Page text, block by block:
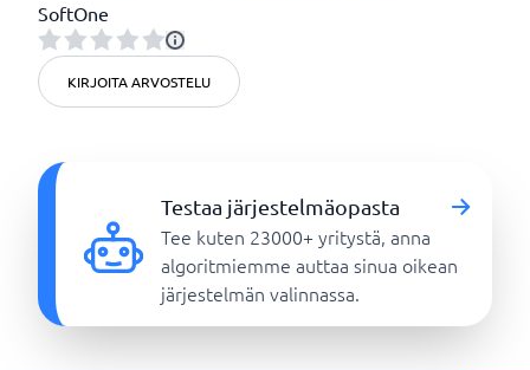
SoftOne
KIRJOITA ARVOSTELU
Testaa järjestelmäopasta
Tee kuten 23000+ yritystä, anna
algoritmiemme auttaa sinua oikean
järjestelmän valinnassa.